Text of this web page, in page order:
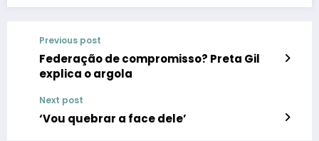
Previous post
Federação de compromisso? Preta Gil
explica o argola
Next post
‘Vou quebrar a face dele’